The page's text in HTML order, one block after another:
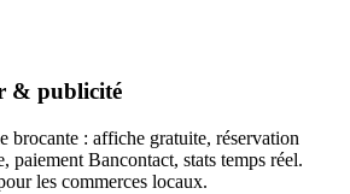
& publicité
brocante : affiche gratuite, réservation
paiement Bancontact, stats temps réel.
les commerces locaux.